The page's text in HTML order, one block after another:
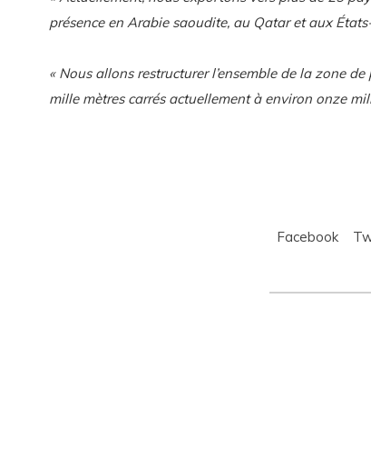
présence en Arabie saoudite, au Qatar et aux
« Nous allons restructurer l’ensemble de la zone
mille mètres carrés actuellement à environ onze
Facebook